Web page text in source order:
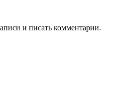
и писать комментарии.